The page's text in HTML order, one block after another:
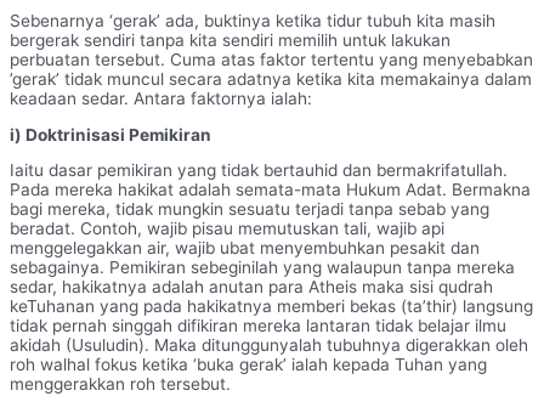
Sebenarnya ‘gerak’ ada, buktinya ketika tidur tubuh kita masih
bergerak sendiri tanpa kita sendiri memilih untuk lakukan
perbuatan tersebut. Cuma atas faktor tertentu yang menyebabkan
’gerak’ tidak muncul secara adatnya ketika kita memakainya dalam
keadaan sedar. Antara faktornya ialah:
i) Doktrinisasi Pemikiran
Iaitu dasar pemikiran yang tidak bertauhid dan bermakrifatullah.
Pada mereka hakikat adalah semata-mata Hukum Adat. Bermakna
bagi mereka, tidak mungkin sesuatu terjadi tanpa sebab yang
beradat. Contoh, wajib pisau memutuskan tali, wajib api
menggelegakkan air, wajib ubat menyembuhkan pesakit dan
sebagainya. Pemikiran sebeginilah yang walaupun tanpa mereka
sedar, hakikatnya adalah anutan para Atheis maka sisi qudrah
keTuhanan yang pada hakikatnya memberi bekas (ta’thir) langsung
tidak pernah singgah difikiran mereka lantaran tidak belajar ilmu
akidah (Usuludin). Maka ditunggunyalah tubuhnya digerakkan oleh
roh walhal fokus ketika ‘buka gerak’ ialah kepada Tuhan yang
menggerakkan roh tersebut.